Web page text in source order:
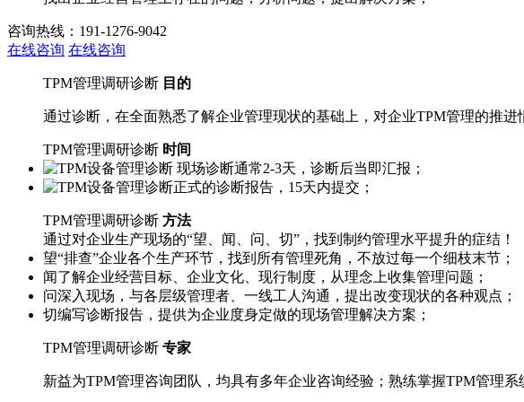
咨询热线：191-1276-9042
在线咨询 在线咨询
TPM管理调研诊断 目的
通过诊断，在全面熟悉了解企业管理现状的基础上，对企业TPM管理的推
TPM管理调研诊断 时间
现场诊断通常2-3天，诊断后当即汇报；
正式的诊断报告，15天内提交；
TPM管理调研诊断 方法
通过对企业生产现场的“望、闻、问、切”，找到制约管理水平提升的症结！
望“排查”企业各个生产环节，找到所有管理死角，不放过每一个细枝末节；
闻了解企业经营目标、企业文化、现行制度，从理念上收集管理问题；
问深入现场，与各层级管理者、一线工人沟通，提出改变现状的各种观点；
切编写诊断报告，提供为企业度身定做的现场管理解决方案；
TPM管理调研诊断 专家
新益为TPM管理咨询团队，均具有多年企业咨询经验；熟练掌握TPM管理